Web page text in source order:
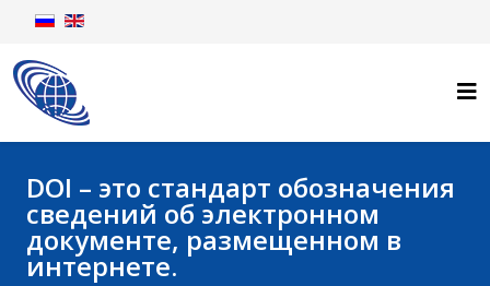
DOI – это стандарт обозначения
сведений об электронном
документе, размещенном в
интернете.